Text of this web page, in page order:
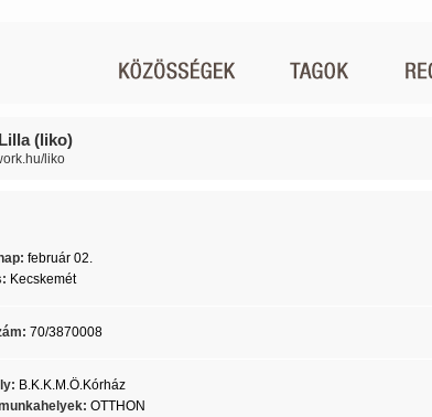
(liko)
liko
február 02.
Kecskemét
70/3870008
B.K.K.M.Ö.Kórház
OTTHON